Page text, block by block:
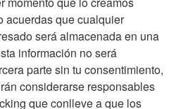
acuerdas que cualquier
será almacenada en una
información no será
parte sin tu consentimiento,
considerarse responsables
que conlleve a que los